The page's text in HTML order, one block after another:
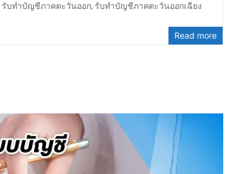
รับทำบัญชีภาคตะวันออก, รับทำบัญชีภาคตะวันออกเฉียง
Read more